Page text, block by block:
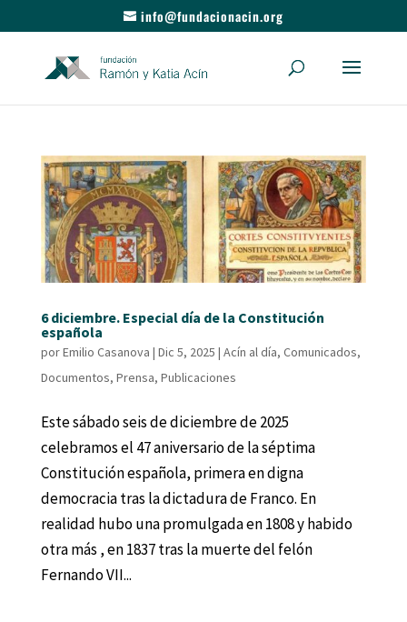
info@fundacionacin.org
6 diciembre. Especial día de la Constitución
española
porEmilio Casanova | Dic 5, 2025 | Acín al día, Comunicados,
Documentos, Prensa, Publicaciones
Este sábado seis de diciembre de 2025
celebramos el 47 aniversario de la séptima
Constitución española, primera en digna
democracia tras la dictadura de Franco. En
realidad hubo una promulgada en 1808 y habido
otra más , en 1837 tras la muerte del felón
Fernando VII...